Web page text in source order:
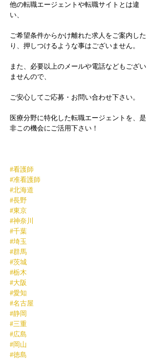
他の転職エージェントや転職サイトとは違
い、
ご希望条件からかけ離れた求人をご案内した
り、押しつけるような事はございません。
また、必要以上のメールや電話などもござい
ませんので、
ご安心してご応募・お問い合わせ下さい。
医療分野に特化した転職エージェントを、是
非この機会にご活用下さい！
#看護師
#准看護師
#北海道
#長野
#東京
#神奈川
#千葉
#埼玉
#群馬
#茨城
#栃木
#大阪
#愛知
#名古屋
#静岡
#三重
#広島
#岡山
#徳島